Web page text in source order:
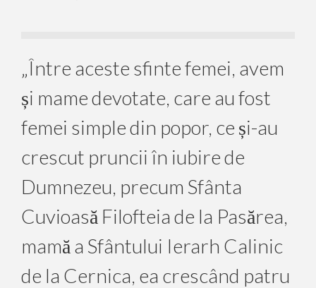
„Între aceste sfinte femei, avem
și mame devotate, care au fost
femei simple din popor, ce și-au
crescut pruncii în iubire de
Dumnezeu, precum Sfânta
Cuvioasă Filofteia de la Pasărea,
mamă a Sfântului Ierarh Calinic
de la Cernica, ea crescând patru